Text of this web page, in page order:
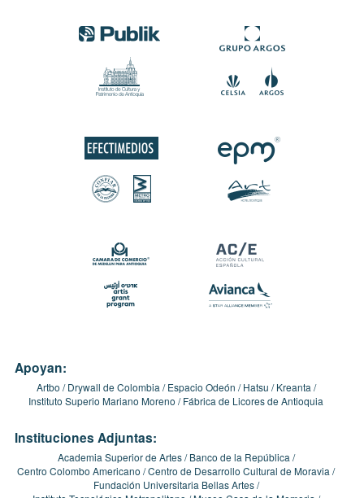
Apoyan:
Artbo Drywall de Colombia Espacio Odeón Hatsu
Kreanta
Instituto Superio Mariano Moreno
Fábrica de Licores de Antioquia
Instituciones Adjuntas:
Academia Superior de Artes
Banco de la República
Centro Colombo Americano Centro de Desarrollo Cultural de Moravia
Fundación Universitaria Bellas Artes